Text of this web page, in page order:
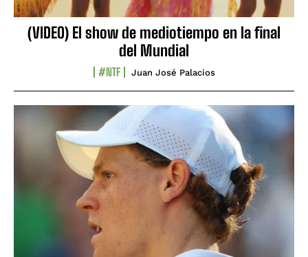
(VIDEO) El show de mediotiempo en la final
del Mundial
#NTF Juan José Palacios